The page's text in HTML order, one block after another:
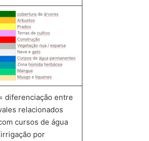
diferenciação entre
relacionados
cursos de água
por